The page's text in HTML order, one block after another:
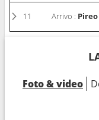
11 Arrivo :
Foto & video